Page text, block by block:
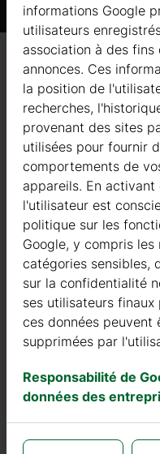
Qualité /
Qualité
Nous sommes actifs
de structures en bois
années, nous avons
fournisseurs de bois.
sapin nordique à
certifiées FSC en
Le bois de sapin
caractéristiques idéales
et est connu pour sa
moisissure et aux
informations Google
utilisateurs
association à des
annonces. Ces
la position de
recherches,
provenant des sites
utilisées pour fournir
comportements de
appareils. En
l'utilisateur est
politique sur les
Google, y compris
catégories sensibles,
sur la confidentialité
ses utilisateurs
ces données peuvent
supprimées par
Responsabilité de
données des